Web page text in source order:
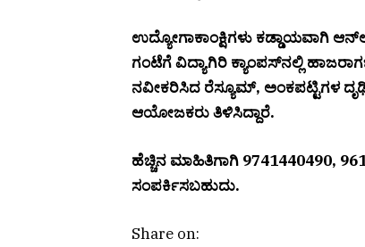
ಉದ್ಯೋಗಾಕಾಂಕ್ಷಿಗಳು ಕಡ್ಡಾಯವಾಗಿ
ಗಂಟೆಗೆ ವಿದ್ಯಾಗಿರಿ ಕ್ಯಾಂಪಸ್‌ನಲ್ಲಿ
ನವೀಕರಿಸಿದ ರೆಸ್ಯೂಮ್, ಅಂಕಪಟ್ಟಿಗಳ
ಆಯೋಜಕರು ತಿಳಿಸಿದ್ದಾರೆ.
ಹೆಚ್ಚಿನ ಮಾಹಿತಿಗಾಗಿ 9741440490,
ಸಂಪರ್ಕಿಸಬಹುದು.
Share on: